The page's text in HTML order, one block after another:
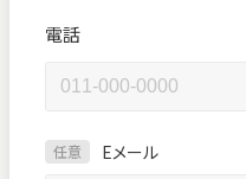
電話
任意 Eメール